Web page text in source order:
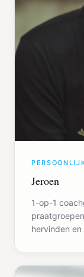
Jeroen
1-op-1
hervinden